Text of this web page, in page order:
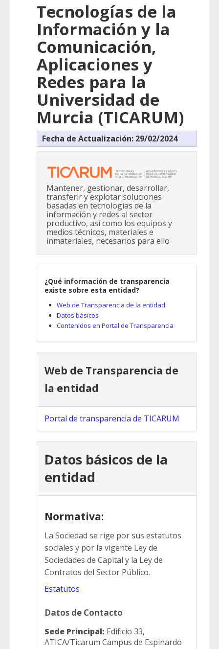
Tecnologías de la
Información y la
Comunicación,
Aplicaciones y
Redes para la
Universidad de
Murcia (TICARUM)
Fecha de Actualización: 29/02/2024
Mantener, gestionar, desarrollar,
transferir y explotar soluciones
basadas en tecnologías de la
información y redes al sector
productivo, así como los equipos y
medios técnicos, materiales e
inmateriales, necesarios para ello
¿Qué información de transparencia
existe sobre esta entidad?
Web de Transparencia de la entidad
Datos básicos
Contenidos en Portal de Transparencia
Web de Transparencia de
la entidad
Portal de transparencia de TICARUM
Datos básicos de la
entidad
Normativa:
La Sociedad se rige por sus estatutos
sociales y por la vigente Ley de
Sociedades de Capital y la Ley de
Contratos del Sector Público.
Estatutos
Datos de Contacto
Sede Principal: Edificio 33,
ATICA/Ticarum Campus de Espinardo